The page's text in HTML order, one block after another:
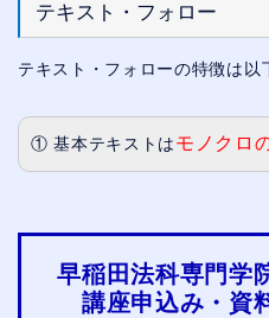
テキスト・フォロー
テキスト・フォローの特徴は以
① 基本テキストは モノクロ
早稲田法科専門学
講座申込み・資